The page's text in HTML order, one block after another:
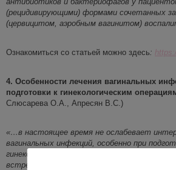
(рецидивирующими) формами сочетанных
(цервицитом, аэробным вагинитом)
Ознакомиться со статьей можно здесь:
4. Особенности лечения вагинальных
подготовки к гинекологическим
Слюсарева О.А., Апресян В.С.)
«…в настоящее время не ослабевает
вагинальных инфекций, особенно при
гинекологическим операциям, что с
вязано
встречаемости заболевания,